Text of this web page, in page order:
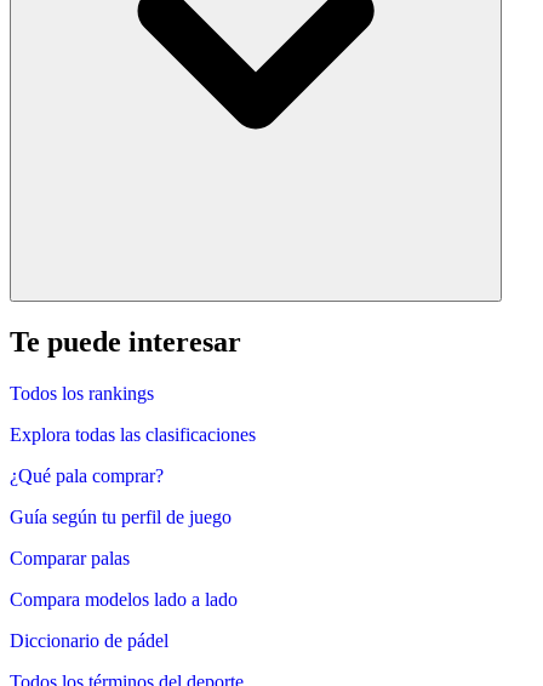
Te puede interesar
Todos los rankings
Explora todas las clasificaciones
¿Qué pala comprar?
Guía según tu perfil de juego
Comparar palas
Compara modelos lado a lado
Diccionario de pádel
Todos los términos del deporte